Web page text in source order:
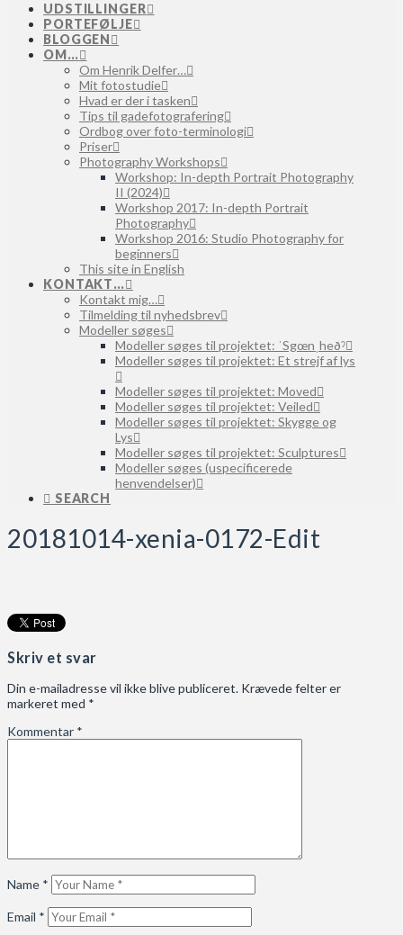
UDSTILLINGER
PORTEFØLJE
BLOGGEN
OM…
Om Henrik Delfer…
Mit fotostudie
Hvad er der i tasken
Tips til gadefotografering
Ordbog over foto-terminologi
Priser
Photography Workshops
Workshop: In-depth Portrait Photography
II (2024)
Workshop 2017: In-depth Portrait
Photography
Workshop 2016: Studio Photography for
beginners
This site in English
KONTAKT…
Kontakt mig…
Tilmelding til nyhedsbrev
Modeller søges
Modeller søges til projektet: ˈSgœnˌheðˀ
Modeller søges til projektet: Et strejf af lys
Modeller søges til projektet: Moved
Modeller søges til projektet: Veiled
Modeller søges til projektet: Skygge og
Lys
Modeller søges til projektet: Sculptures
Modeller søges (uspecificerede
henvendelser)
SEARCH
20181014-xenia-0172-Edit
Skriv et svar
Din e-mailadresse vil ikke blive publiceret. Krævede felter er
markeret med *
Kommentar *
Name *
Email *